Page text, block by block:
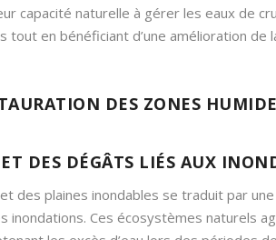
capacité naturelle à gérer les eaux de
en bénéficiant d’une amélioration de
DES ZONES
DES DÉGÂTS LIÉS AUX
des plaines inondables se traduit par
inondations. Ces écosystèmes naturels